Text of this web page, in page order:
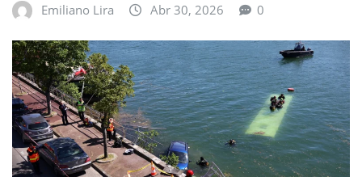
Emiliano Lira Abr 30, 2026 0